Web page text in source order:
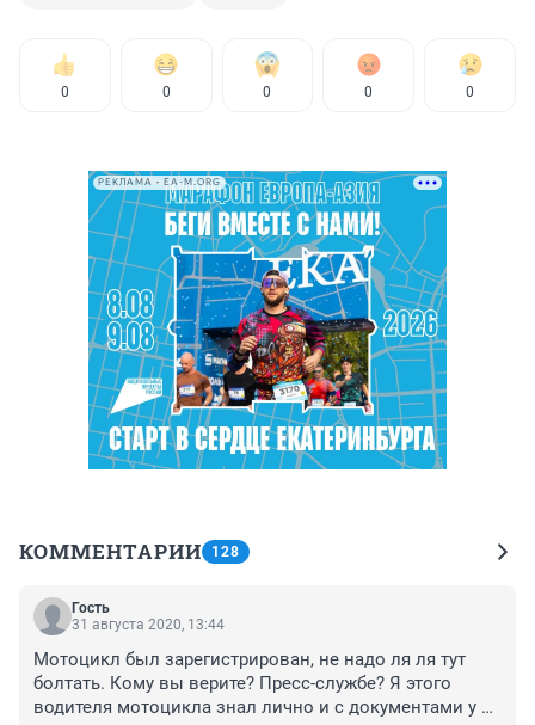
0 0 0 0 0
РЕКЛАМА • EA-M.ORG
КОММЕНТАРИИ 128
Гость
31 августа 2020, 13:44
Мотоцикл был зарегистрирован, не надо ля ля тут
болтать. Кому вы верите? Пресс-службе? Я этого
водителя мотоцикла знал лично и с документами у